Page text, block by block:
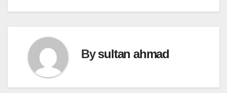
Bysultan ahmad